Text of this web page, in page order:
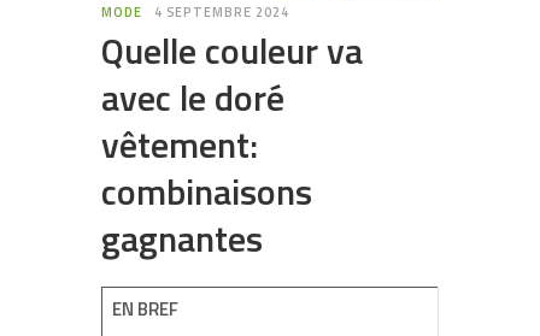
MODE 4 SEPTEMBRE 2024
Quelle couleur va
avec le doré
vêtement:
combinaisons
gagnantes
EN BREF